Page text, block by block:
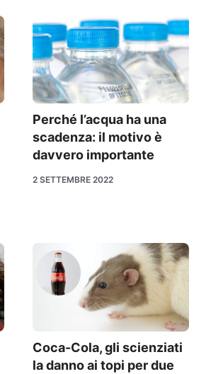
Perché l’acqua ha una
scadenza: il motivo è
davvero importante
2 SETTEMBRE 2022
Coca-Cola, gli scienziati
la danno ai topi per due